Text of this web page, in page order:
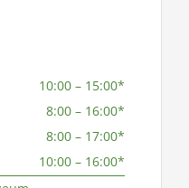
10:00 – 15:00*
8:00 – 16:00*
8:00 – 17:00*
10:00 – 16:00*